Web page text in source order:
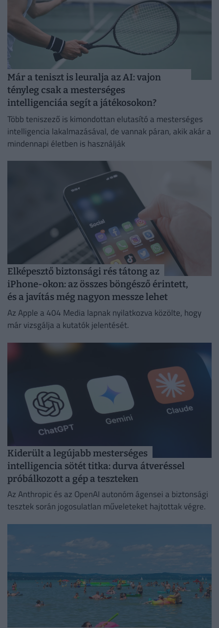
Már a teniszt is leuralja az AI: vajon
tényleg csak a mesterséges
intelligenciáa segít a játékosokon?
Több teniszező is kimondottan elutasító a mesterséges
intelligencia lakalmazásával, de vannak páran, akik akár a
mindennapi életben is használják
Elképesztő biztonsági rés tátong az
iPhone-okon: az összes böngésző érintett,
és a javítás még nagyon messze lehet
Az Apple a 404 Media lapnak nyilatkozva közölte, hogy
már vizsgálja a kutatók jelentését.
Kiderült a legújabb mesterséges
intelligencia sötét titka: durva átveréssel
próbálkozott a gép a teszteken
Az Anthropic és az OpenAI autonóm ágensei a biztonsági
tesztek során jogosulatlan műveleteket hajtottak végre.